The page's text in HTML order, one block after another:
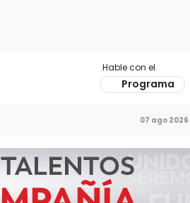
Hable con el
Programa
07 ago 2026